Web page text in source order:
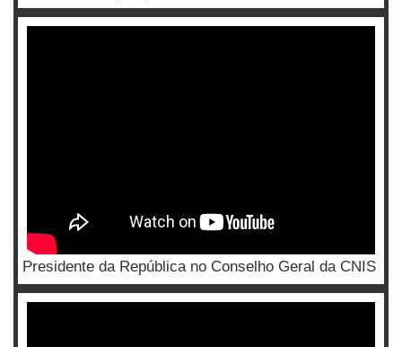
Presidente da República no Conselho Geral da CNIS